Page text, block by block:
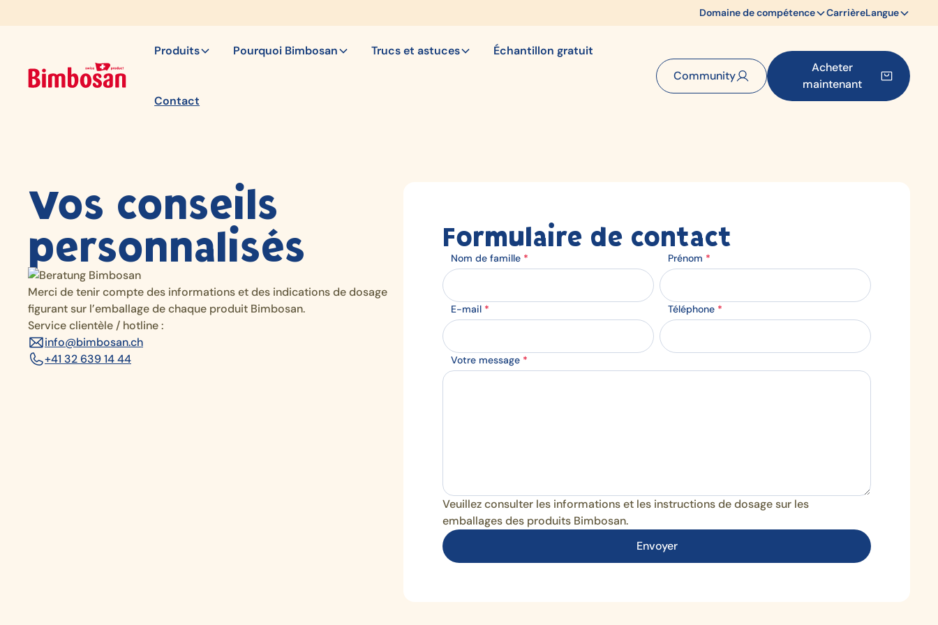
Domaine de compétence CarrièreLangue
Produits Pourquoi Bimbosan Trucs et astuces Échantillon gratuit
Contact
Community
Acheter
maintenant
Vos conseils
personnalisés
Merci de tenir compte des informations et des indications de dosage
figurant sur l’emballage de chaque produit Bimbosan.
Service clientèle / hotline :
info@bimbosan.ch
+41 32 639 14 44
Formulaire de contact
Nom de famille * Prénom *
E-mail * Téléphone *
Votre message *
Veuillez consulter les informations et les instructions de dosage sur les
emballages des produits Bimbosan.